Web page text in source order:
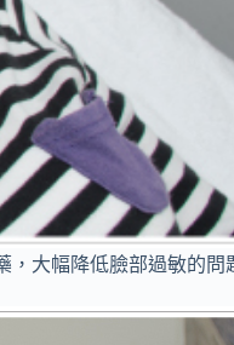
，大幅降低臉部過敏的問